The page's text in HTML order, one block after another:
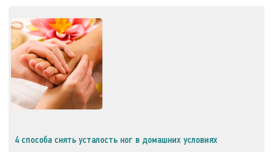
4 способа снять усталость ног в домашних условиях